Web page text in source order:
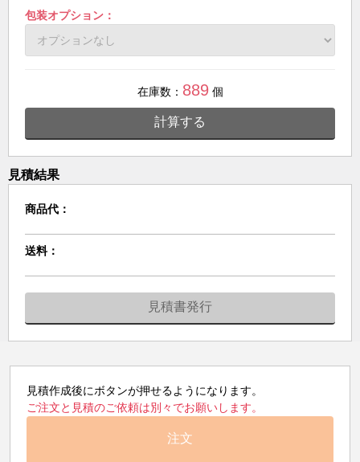
包装オプション：
在庫数： 889個
計算する
見積結果
商品代：
送料：
見積書発行
見積作成後にボタンが押せるようになります。
ご注文と見積のご依頼は別々でお願いします。
注文